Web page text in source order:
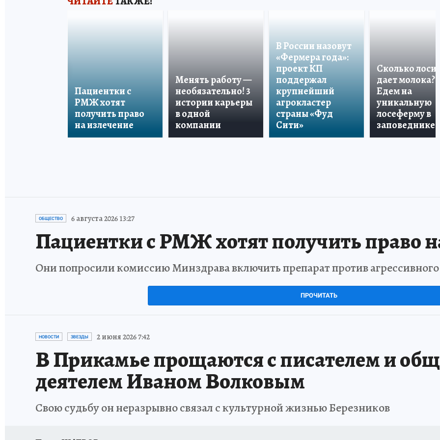
Пациентки с
РМЖ хотят
получить право
на излечение
Менять работу —
необязательно! 3
истории карьеры
в одной
компании
В России назовут
«Фермера года»:
проект КП
поддержал
крупнейший
агрокластер
страны «Фуд
Сити»
Сколько лосиха
дает молока?
Едем на
уникальную
лосеферму в
заповеднике!
ОБЩЕСТВО 6 августа 2026 13:27
Пациентки с РМЖ хотят получить право
Они попросили комиссию Минздрава включить препарат против
ПРОЧИТАТЬ
НОВОСТИ ЗВЕЗДЫ 2 июня 2026 7:42
В Прикамье прощаются с писателем и
деятелем Иваном Волковым
Свою судьбу он неразрывно связал с культурной жизнью Березников